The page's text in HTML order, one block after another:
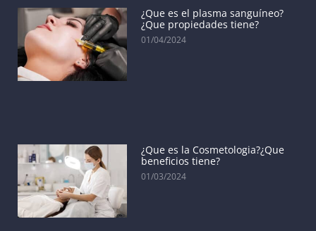
¿Que es el plasma sanguíneo?
¿Que propiedades tiene?
01/04/2024
¿Que es la Cosmetologia?¿Que
beneficios tiene?
01/03/2024